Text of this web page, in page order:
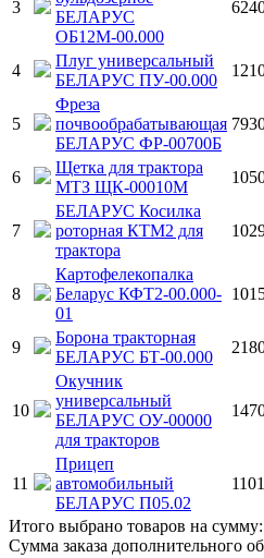
3
БЕЛАРУС
ОБ12М-00.000
4
Плуг универсальный
БЕЛАРУС ПУ-00.000
5
Фреза
почвообрабатывающая
БЕЛАРУС ФР-00700Б
6
Щетка для трактора
МТЗ ЩК-00010М
7
БЕЛАРУС Косилка
роторная КТМ2 для
трактора
8
Картофелекопалка
Беларус КФТ2-00.000-
01
9
Борона тракторная
БЕЛАРУС БТ-00.000
10
Окучник
универсальный
БЕЛАРУС ОУ-00000
для тракторов
11
Прицеп
автомобильный
БЕЛАРУС П05.02
Итого выбрано товаров на сумму:
Сумма заказа дополнительного